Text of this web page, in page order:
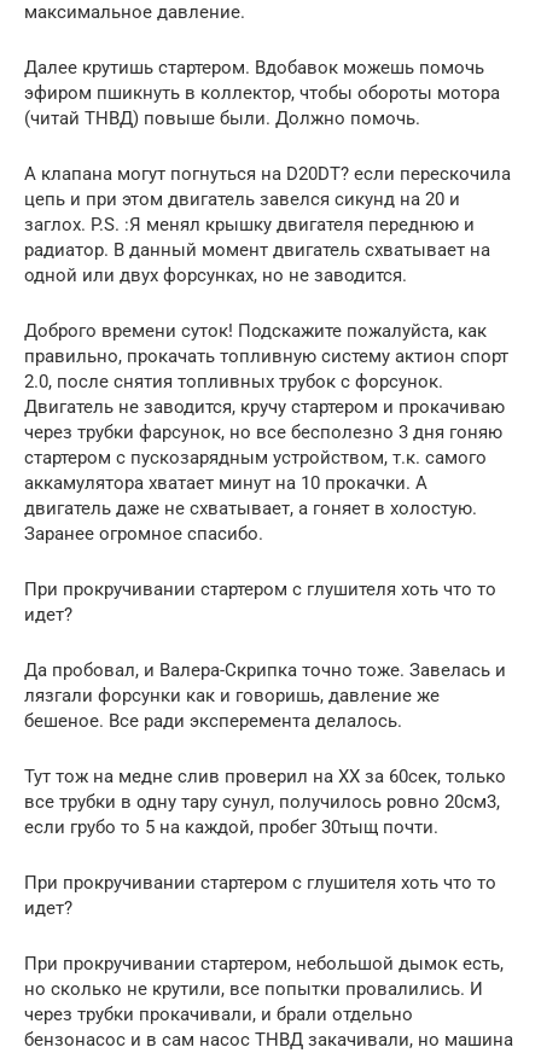
максимальное давление.
Далее крутишь стартером. Вдобавок можешь помочь
эфиром пшикнуть в коллектор, чтобы обороты мотора
(читай ТНВД) повыше были. Должно помочь.
А клапана могут погнуться на D20DT? если перескочила
цепь и при этом двигатель завелся сикунд на 20 и
заглох. P.S. :Я менял крышку двигателя переднюю и
радиатор. В данный момент двигатель схватывает на
одной или двух форсунках, но не заводится.
Доброго времени суток! Подскажите пожалуйста, как
правильно, прокачать топливную систему актион спорт
2.0, после снятия топливных трубок с форсунок.
Двигатель не заводится, кручу стартером и прокачиваю
через трубки фарсунок, но все бесполезно 3 дня гоняю
стартером с пускозарядным устройством, т.к. самого
аккамулятора хватает минут на 10 прокачки. А
двигатель даже не схватывает, а гоняет в холостую.
Заранее огромное спасибо.
При прокручивании стартером с глушителя хоть что то
идет?
Да пробовал, и Валера-Скрипка точно тоже. Завелась и
лязгали форсунки как и говоришь, давление же
бешеное. Все ради эксперемента делалось.
Тут тож на медне слив проверил на ХХ за 60сек, только
все трубки в одну тару сунул, получилось ровно 20см3,
если грубо то 5 на каждой, пробег 30тыщ почти.
При прокручивании стартером с глушителя хоть что то
идет?
При прокручивании стартером, небольшой дымок есть,
но сколько не крутили, все попытки провалились. И
через трубки прокачивали, и брали отдельно
бензонасос и в сам насос ТНВД закачивали, но машина